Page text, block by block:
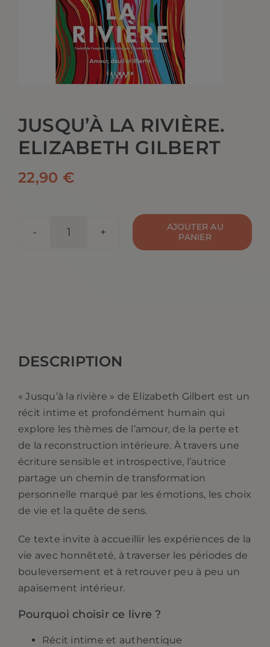
CONTACT
JUSQU’À LA RIVIÈRE.
ELIZABETH GILBERT
22,90€
quantité
AJOUTER AU
PANIER
DESCRIPTION
« Jusqu’à la rivière » de Elizabeth Gilbert est un
récit intime et profondément humain qui
explore les thèmes de l’amour, de la perte et
de la reconstruction intérieure. À travers une
écriture sensible et introspective, l’autrice
partage un chemin de transformation
personnelle marqué par les émotions, les choix
de vie et la quête de sens.
Ce texte invite à accueillir les expériences de la
vie avec honnêteté, à traverser les périodes de
bouleversement et à retrouver peu à peu un
apaisement intérieur.
Pourquoi choisir ce livre ?
Récit intime et authentique